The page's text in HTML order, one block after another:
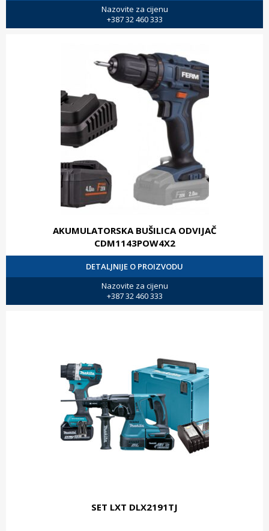
Nazovite za cijenu
+387 32 460 333
AKUMULATORSKA BUŠILICA ODVIJAČ
CDM1143POW4X2
DETALJNIJE O PROIZVODU
Nazovite za cijenu
+387 32 460 333
SET LXT DLX2191TJ